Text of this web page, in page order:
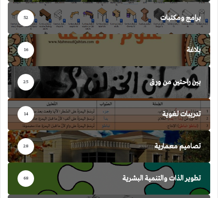
برامج ومكتبات 52
بلاغة 16
بين راحتين من ورق 25
تدريبات لغوية 14
تصاميم معمارية 28
تطوير الذات والتنمية البشرية 68